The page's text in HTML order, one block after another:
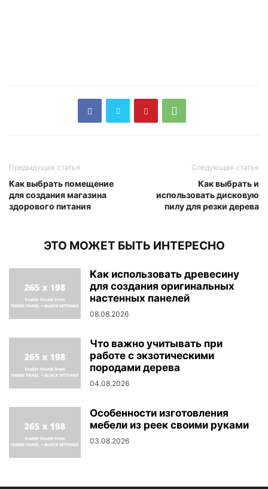
Предыдущая статья
Как выбрать помещение
для создания магазина
здорового питания
Следующая статья
Как выбрать и
использовать дисковую
пилу для резки дерева
ЭТО МОЖЕТ БЫТЬ ИНТЕРЕСНО
Как использовать древесину
для создания оригинальных
настенных панелей
08.08.2026
Что важно учитывать при
работе с экзотическими
породами дерева
04.08.2026
Особенности изготовления
мебели из реек своими руками
03.08.2026